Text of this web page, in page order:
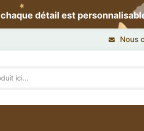
chaque détail est
Nous